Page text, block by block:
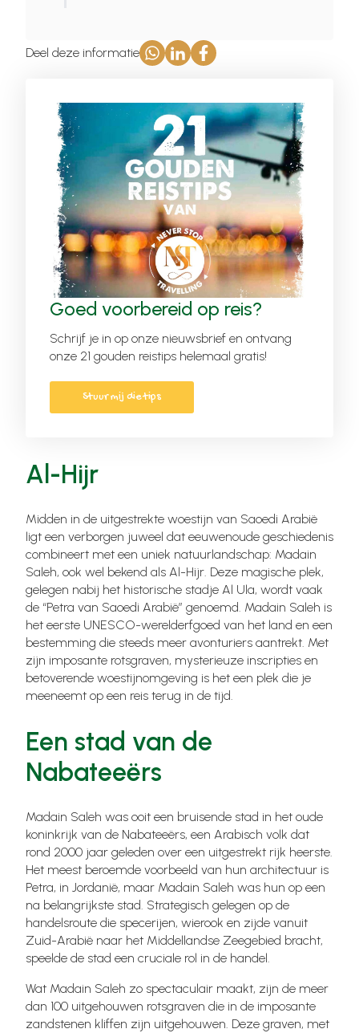
Deel deze informatie
Goed voorbereid op reis?
Schrijf je in op onze nieuwsbrief en ontvang
onze 21 gouden reistips helemaal gratis!
Stuur mij die tips
Al-Hijr
Midden in de uitgestrekte woestijn van Saoedi Arabië
ligt een verborgen juweel dat eeuwenoude geschiedenis
combineert met een uniek natuurlandschap: Madain
Saleh, ook wel bekend als Al-Hijr. Deze magische plek,
gelegen nabij het historische stadje Al Ula, wordt vaak
de “Petra van Saoedi Arabië” genoemd. Madain Saleh is
het eerste UNESCO-werelderfgoed van het land en een
bestemming die steeds meer avonturiers aantrekt. Met
zijn imposante rotsgraven, mysterieuze inscripties en
betoverende woestijnomgeving is het een plek die je
meeneemt op een reis terug in de tijd.
Een stad van de
Nabateeërs
Madain Saleh was ooit een bruisende stad in het oude
koninkrijk van de Nabateeërs, een Arabisch volk dat
rond 2000 jaar geleden over een uitgestrekt rijk heerste.
Het meest beroemde voorbeeld van hun architectuur is
Petra, in Jordanië, maar Madain Saleh was hun op een
na belangrijkste stad. Strategisch gelegen op de
handelsroute die specerijen, wierook en zijde vanuit
Zuid-Arabië naar het Middellandse Zeegebied bracht,
speelde de stad een cruciale rol in de handel.
Wat Madain Saleh zo spectaculair maakt, zijn de meer
dan 100 uitgehouwen rotsgraven die in de imposante
zandstenen kliffen zijn uitgehouwen. Deze graven, met